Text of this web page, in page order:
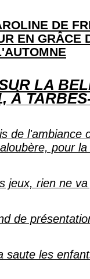
DE
EN GRÂCE
LA
À
de l'ambiance
pour
jeux, rien ne va
de
saute les